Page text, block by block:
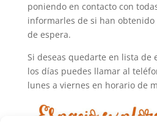
poniendo en contacto con
informarles de si han obtenido
de espera.
Si deseas quedarte en lista de
los días puedes llamar al
lunes a viernes en horario de